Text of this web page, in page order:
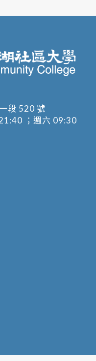
段 520 號
；週六 09:30